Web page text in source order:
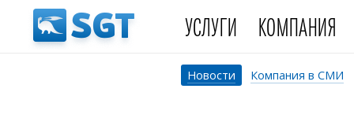
УСЛУГИ КОМПАНИЯ
Новости Компания в СМИ